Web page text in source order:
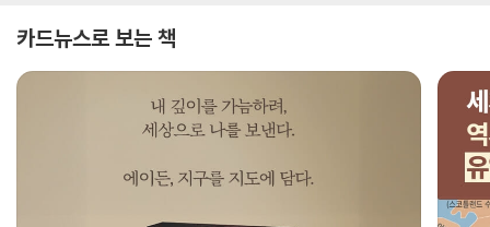
카드뉴스로 보는 책